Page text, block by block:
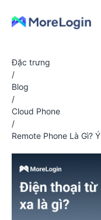
Đặc trưng
/
Blog
/
Cloud Phone
/
Remote Phone Là Gì?